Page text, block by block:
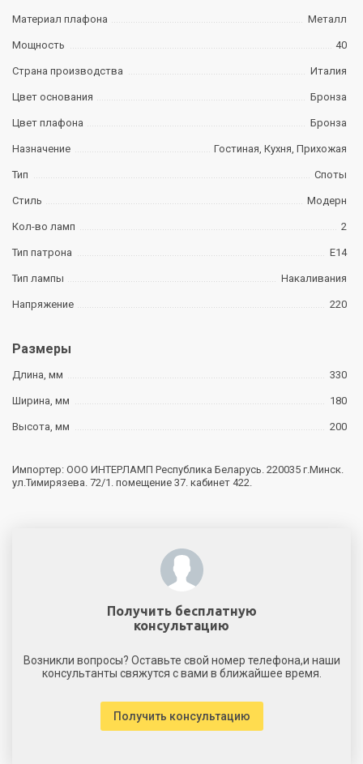
Материал плафона Металл
Мощность 40
Страна производства Италия
Цвет основания Бронза
Цвет плафона Бронза
Назначение Гостиная, Кухня, Прихожая
Тип Споты
Стиль Модерн
Кол-во ламп 2
Тип патрона E14
Тип лампы Накаливания
Напряжение 220
Размеры
Длина, мм 330
Ширина, мм 180
Высота, мм 200
Импортер: ООО ИНТЕРЛАМП Республика Беларусь. 220035 г.Минск.
ул.Тимирязева. 72/1. помещение 37. кабинет 422.
Получить бесплатную
консультацию
Возникли вопросы? Оставьте свой номер телефона,и наши
консультанты свяжутся с вами в ближайшее время.
Получить консультацию